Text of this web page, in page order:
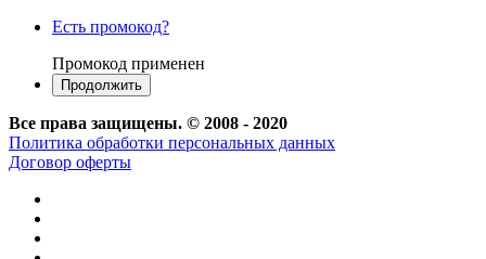
Есть промокод?
Промокод применен
Все права защищены. © 2008 - 2020
Политика обработки персональных данных
Договор оферты